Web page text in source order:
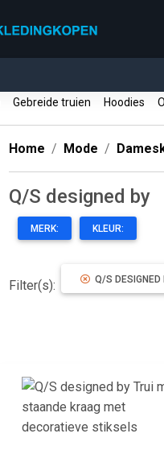
Gebreide truien Hoodies
Home Mode
Q/S designed by
MERK: KLEUR:
Filter(s): Q/S DESIGNED